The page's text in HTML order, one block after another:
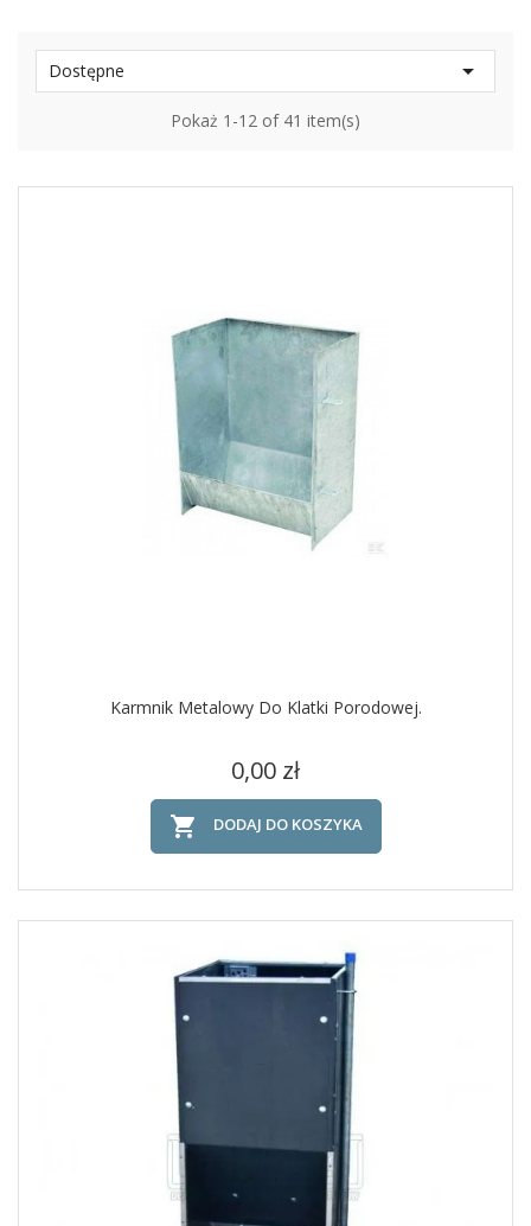
Dostępne 
Pokaż 1-12 of 41 item(s)
Karmnik Metalowy Do Klatki Porodowej.
Cena
0,00 zł
 DODAJ DO KOSZYKA